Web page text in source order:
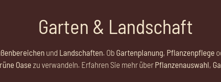
Garten & Landschaft
und Landschaften. Ob Gartenplanung, Pflanzenpflege
Oasezu verwandeln. Erfahren Sie mehr über Pflanzenauswahl,